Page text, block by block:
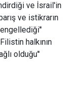
ve İsrail'in
ve istikrarın
halkının
olduğu''